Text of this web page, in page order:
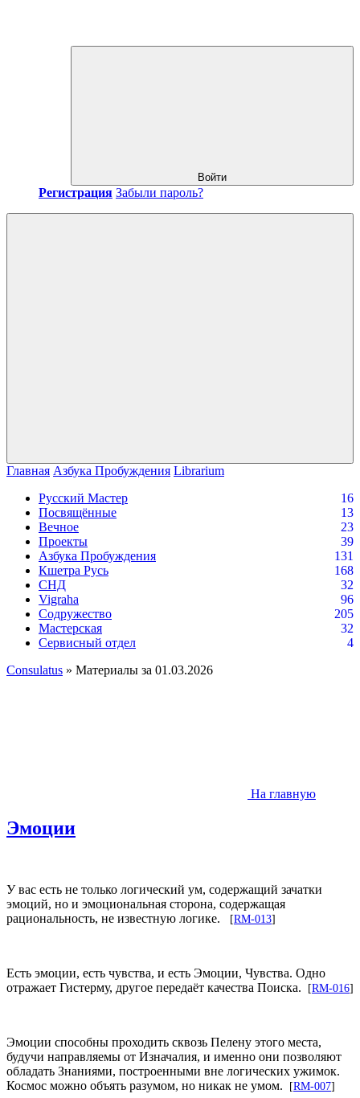
Войти
Регистрация Забыли пароль?
Главная Азбука Пробуждения Librarium
Русский Мастер
16
Посвящённые
13
Вечное
23
Проекты
39
Азбука Пробуждения
131
Кшетра Русь
168
СНД
32
Vigraha
96
Содружество
205
Мастерская
32
Сервисный отдел
4
Consulatus » Материалы за 01.03.2026
На главную
Эмоции
У вас есть не только логический ум, содержащий зачатки
эмоций, но и эмоциональная сторона, содержащая
рациональность, не известную логике.
[RM-013]
Есть эмоции, есть чувства, и есть Эмоции, Чувства. Одно
отражает Гистерму, другое передаёт качества Поиска.
[RM-016]
Эмоции способны проходить сквозь Пелену этого места,
будучи направляемы от Изначалия, и именно они позволяют
обладать Знаниями, построенными вне логических ужимок.
Космос можно объять разумом, но никак не умом.
[RM-007]